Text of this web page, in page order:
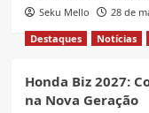
Seku Mello
28 de
Destaques
Notícias
Honda Biz 2027:
na Nova Geração